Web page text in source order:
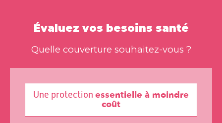
Évaluez vos besoins santé
Quelle couverture souhaitez-vous ?
Une protection essentielle à moindre
coût